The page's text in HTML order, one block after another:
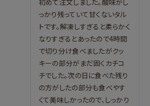
っかり残っていて甘くないタル
トです。解凍しすぎると柔らかく
なりすぎるとあったので4時間
で切り分け食べましたがクッ
キーの部分がまだ固くカチコ
チでした。次の日に食べた残り
の方がしたの部分も食べやす
くて美味しかったので、しっかり